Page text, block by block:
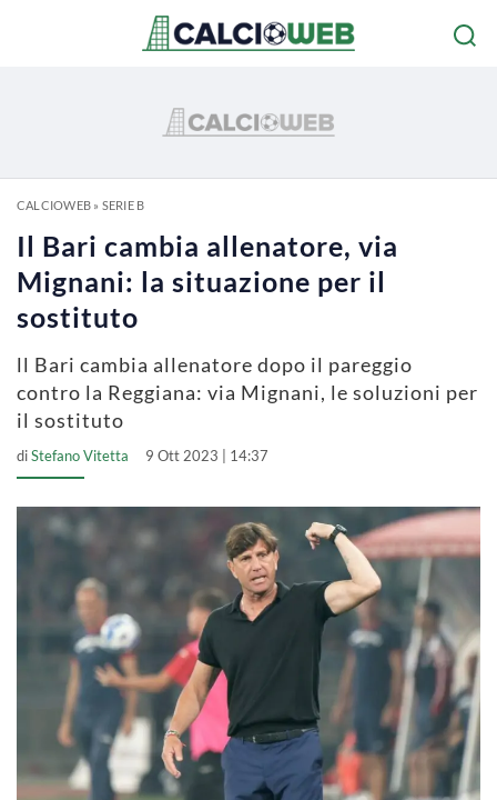
CALCIOWEB» SERIE B
Il Bari cambia allenatore, via
Mignani: la situazione per il
sostituto
ll Bari cambia allenatore dopo il pareggio
contro la Reggiana: via Mignani, le soluzioni per
il sostituto
diStefano Vitetta 9 Ott 2023 | 14:37